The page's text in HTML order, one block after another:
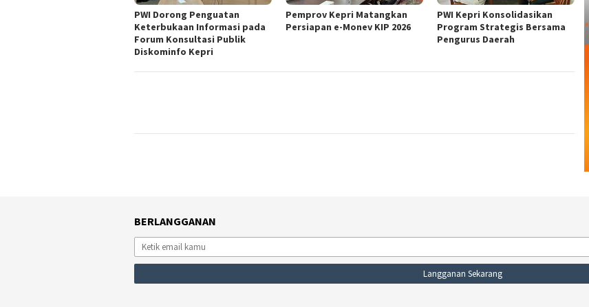
PWI Dorong Penguatan
Keterbukaan Informasi pada
Forum Konsultasi Publik
Diskominfo Kepri
Pemprov Kepri Matangkan
Persiapan e-Monev KIP 2026
PWI Kepri Konsolidasikan
Program Strategis Bersama
Pengurus Daerah
BERLANGGANAN